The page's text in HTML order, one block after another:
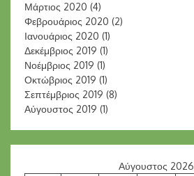
Μάρτιος 2020 (4)
Φεβρουάριος 2020 (2)
Ιανουάριος 2020 (1)
Δεκέμβριος 2019 (1)
Νοέμβριος 2019 (1)
Οκτώβριος 2019 (1)
Σεπτέμβριος 2019 (8)
Αύγουστος 2019 (1)
Αύγουστος 2026